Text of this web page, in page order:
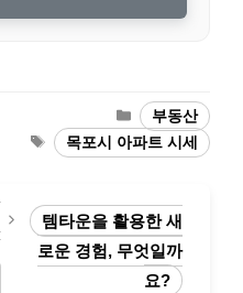
Categories
부동산
Tags목포시 아파트 시세
템타운을 활용한 새
로운 경험, 무엇일까
요?